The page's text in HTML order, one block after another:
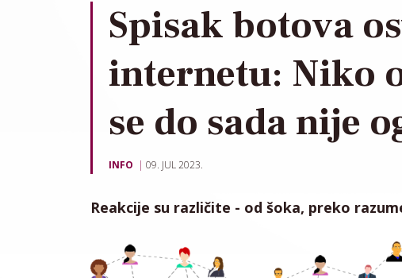
Spisak botova
internetu: Niko
se do sada nije
INFO 09. JUL 2023.
Reakcije su različite - od šoka, preko